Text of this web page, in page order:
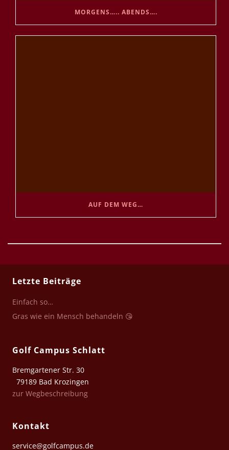
MORGENS….. ABENDS….
AUF DEM WEG…
Letzte Beiträge
Einfach so…
Gras wie ein Mensch behandeln 😘
Golf Campus Schlatt
Bremgartener Str. 30
79189 Bad Krozingen
zur Wegbeschreibung
Kontakt
service@golfcampus.de